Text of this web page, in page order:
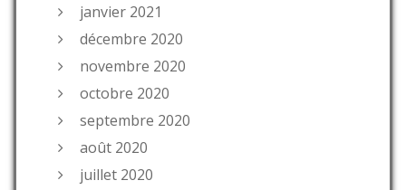
janvier 2021
décembre 2020
novembre 2020
octobre 2020
septembre 2020
août 2020
juillet 2020